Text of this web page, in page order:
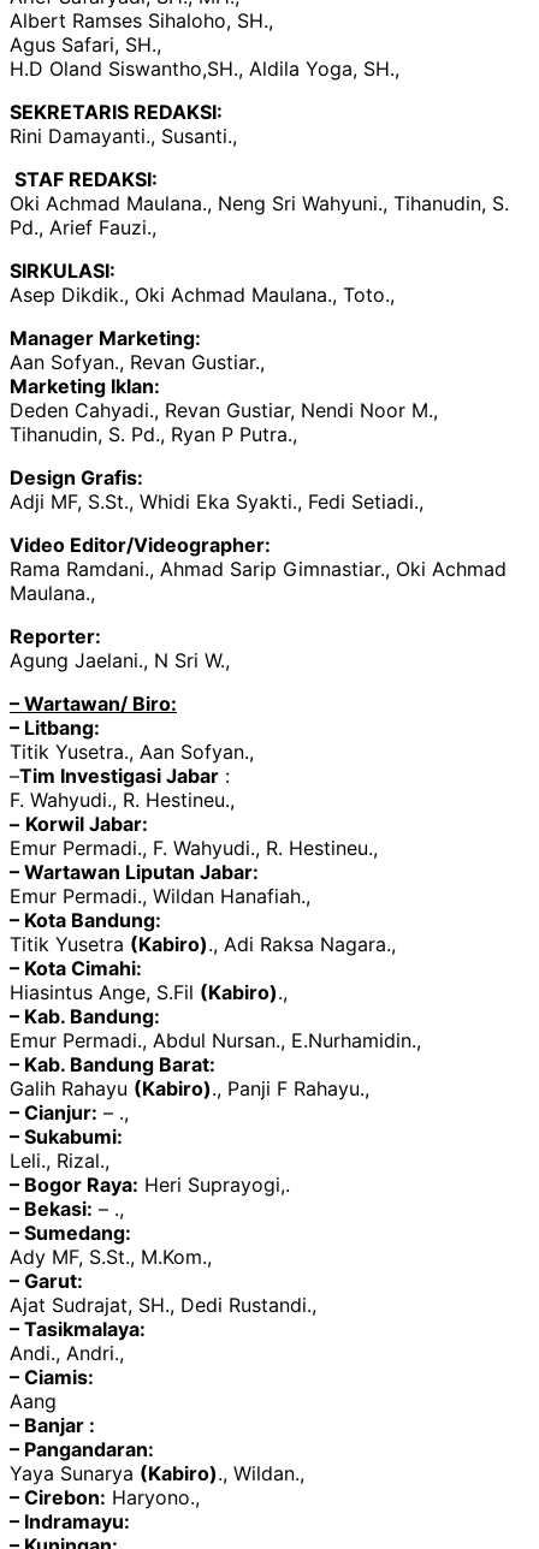
Albert Ramses Sihaloho, SH.,
Agus Safari, SH.,
H.D Oland Siswantho,SH., Aldila Yoga, SH.,
SEKRETARIS REDAKSI:
Rini Damayanti., Susanti.,
STAF REDAKSI:
Oki Achmad Maulana., Neng Sri Wahyuni., Tihanudin, S.
Pd., Arief Fauzi.,
SIRKULASI:
Asep Dikdik., Oki Achmad Maulana., Toto.,
Manager Marketing:
Aan Sofyan., Revan Gustiar.,
Marketing Iklan:
Deden Cahyadi., Revan Gustiar, Nendi Noor M.,
Tihanudin, S. Pd., Ryan P Putra.,
Design Grafis:
Adji MF, S.St., Whidi Eka Syakti., Fedi Setiadi.,
Video Editor/Videographer:
Rama Ramdani., Ahmad Sarip Gimnastiar., Oki Achmad
Maulana.,
Reporter:
Agung Jaelani., N Sri W.,
– Wartawan/ Biro:
– Litbang:
Titik Yusetra., Aan Sofyan.,
–Tim Investigasi Jabar :
F. Wahyudi., R. Hestineu.,
– Korwil Jabar:
Emur Permadi., F. Wahyudi., R. Hestineu.,
– Wartawan Liputan Jabar:
Emur Permadi., Wildan Hanafiah.,
– Kota Bandung:
Titik Yusetra (Kabiro)., Adi Raksa Nagara.,
– Kota Cimahi:
Hiasintus Ange, S.Fil (Kabiro).,
– Kab. Bandung:
Emur Permadi., Abdul Nursan., E.Nurhamidin.,
– Kab. Bandung Barat:
Galih Rahayu (Kabiro)., Panji F Rahayu.,
– Cianjur: – .,
– Sukabumi:
Leli., Rizal.,
– Bogor Raya: Heri Suprayogi,.
– Bekasi: – .,
– Sumedang:
Ady MF, S.St., M.Kom.,
– Garut:
Ajat Sudrajat, SH., Dedi Rustandi.,
– Tasikmalaya:
Andi., Andri.,
– Ciamis:
Aang
– Banjar :
– Pangandaran:
Yaya Sunarya (Kabiro)., Wildan.,
– Cirebon: Haryono.,
– Indramayu: